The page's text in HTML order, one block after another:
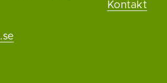
Kontakt